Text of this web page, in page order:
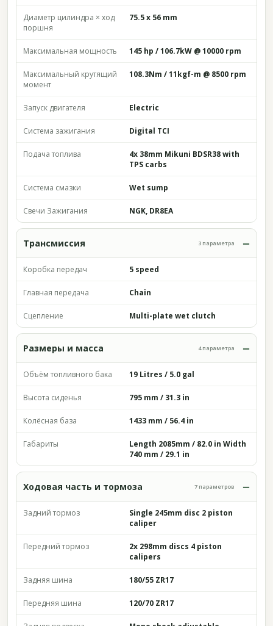
Диаметр цилиндра × ход
поршня
75.5 x 56 mm
Максимальная мощность 145 hp / 106.7kW @ 10000 rpm
Максимальный крутящий
момент
108.3Nm / 11kgf-m @ 8500 rpm
Запуск двигателя Electric
Система зажигания Digital TCI
Подача топлива
4x 38mm Mikuni BDSR38 with
TPS carbs
Система смазки Wet sump
Свечи Зажигания NGK, DR8EA
Трансмиссия 3 параметра
Коробка передач 5 speed
Главная передача Chain
Сцепление Multi-plate wet clutch
Размеры и масса 4 параметра
Объём топливного бака 19 Litres / 5.0 gal
Высота сиденья 795 mm / 31.3 in
Колёсная база 1433 mm / 56.4 in
Габариты
Length 2085mm / 82.0 in Width
740 mm / 29.1 in
Ходовая часть и тормоза 7 параметров
Задний тормоз
Single 245mm disc 2 piston
caliper
Передний тормоз
2x 298mm discs 4 piston
calipers
Задняя шина 180/55 ZR17
Передняя шина 120/70 ZR17